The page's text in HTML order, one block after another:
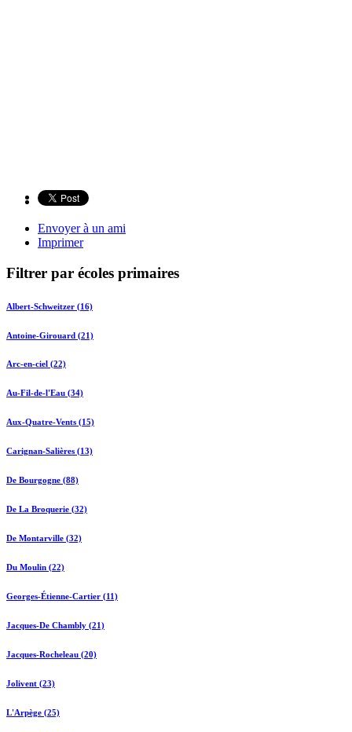
Envoyer à un ami
Imprimer
Filtrer par écoles primaires
Albert-Schweitzer (16)
Antoine-Girouard (21)
Arc-en-ciel (22)
Au-Fil-de-l'Eau (34)
Aux-Quatre-Vents (15)
Carignan-Salières (13)
De Bourgogne (88)
De La Broquerie (32)
De Montarville (32)
Du Moulin (22)
Georges-Étienne-Cartier (11)
Jacques-De Chambly (21)
Jacques-Rocheleau (20)
Jolivent (23)
L'Arpège (25)